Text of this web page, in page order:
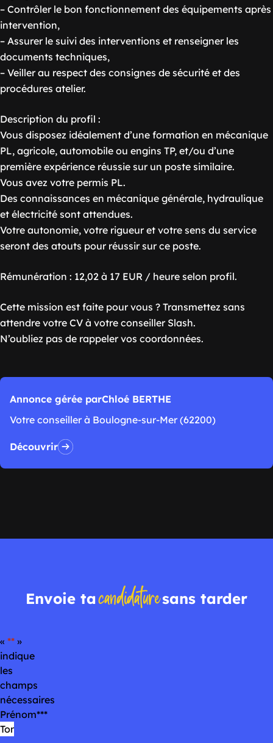
– Contrôler le bon fonctionnement des équipements après
intervention,
– Assurer le suivi des interventions et renseigner les
documents techniques,
– Veiller au respect des consignes de sécurité et des
procédures atelier.
Description du profil :
Vous disposez idéalement d’une formation en mécanique
PL, agricole, automobile ou engins TP, et/ou d’une
première expérience réussie sur un poste similaire.
Vous avez votre permis PL.
Des connaissances en mécanique générale, hydraulique
et électricité sont attendues.
Votre autonomie, votre rigueur et votre sens du service
seront des atouts pour réussir sur ce poste.
Rémunération : 12,02 à 17 EUR / heure selon profil.
Cette mission est faite pour vous ? Transmettez sans
attendre votre CV à votre conseiller Slash.
N’oubliez pas de rappeler vos coordonnées.
Annonce gérée parChloé BERTHE
Votre conseiller à Boulogne-sur-Mer (62200)
Découvrir
Envoie tacandidaturesans tarder
« * »
indique
les
champs
nécessaires
Prénom*